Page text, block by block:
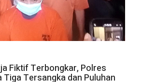
Fiktif Terbongkar, Polres
Tiga Tersangka dan Puluhan